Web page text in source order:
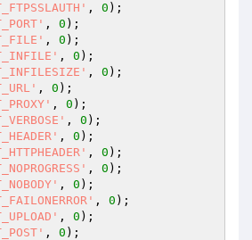
, 0 );
, 0 );
, 0 );
, 0 );
, 0 );
, 0 );
, 0 );
, 0 );
, 0 );
, 0 );
, 0 );
, 0 );
, 0 );
, 0 );
, 0 );